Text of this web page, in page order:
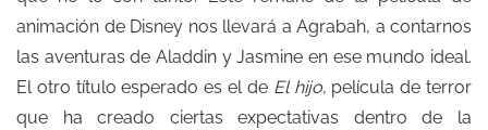
animación de Disney nos llevará a Agrabah, a contarnos
las aventuras de Aladdin y Jasmine en ese mundo ideal.
El otro título esperado es el de El hijo, película de terror
que ha creado ciertas expectativas dentro de la